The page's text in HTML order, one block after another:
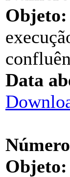
Objeto:
Data
Objeto: